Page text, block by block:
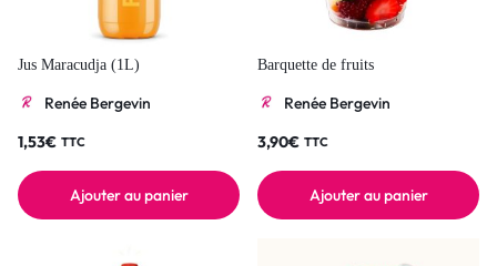
Jus Maracudja (1L)
Renée Bergevin
1,53€ TTC
Ajouter au panier
Barquette de fruits
Renée Bergevin
3,90€ TTC
Ajouter au panier